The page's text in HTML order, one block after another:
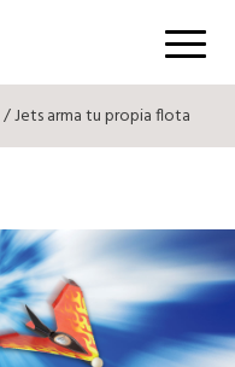
Menú
/ Jets arma tu propia flota